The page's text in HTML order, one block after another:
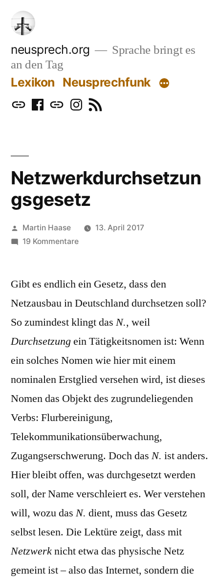
Zum
Inhalt
springen
neusprech.org
Sprache bringt es
an den Tag
Lexikon Neusprechfunk
MastodonFacebook
BlueskyInstagram
RSS
Netzwerkdurchsetzun
gsgesetz
Veröffentlicht
von
Martin Haase
13. April 2017
19 Kommentarezu
Gibt es endlich ein Gesetz, dass den
Netzausbau in Deutschland durchsetzen soll?
So zumindest klingt das N., weil
Durchsetzungein Tätigkeitsnomen ist: Wenn
ein solches Nomen wie hier mit einem
nominalen Erstglied versehen wird, ist dieses
Nomen das Objekt des zugrundeliegenden
Verbs: Flurbereinigung,
Telekommunikationsüberwachung,
Zugangserschwerung. Doch das N. ist anders.
Hier bleibt offen, was durchgesetzt werden
soll, der Name verschleiert es. Wer verstehen
will, wozu das N. dient, muss das Gesetz
selbst lesen. Die Lektüre zeigt, dass mit
Netzwerknicht etwa das physische Netz
gemeint ist – also das Internet, sondern die